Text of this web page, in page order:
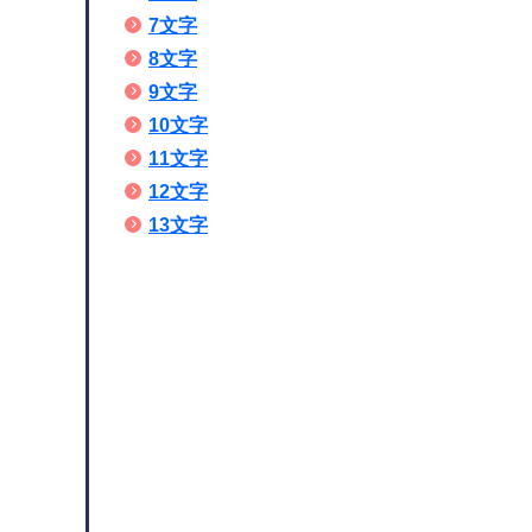
7文字
8文字
9文字
10文字
11文字
12文字
13文字